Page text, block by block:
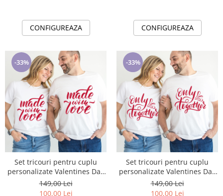
CONFIGUREAZA CONFIGUREAZA
-33%
Set tricouri pentru cuplu
personalizate Valentines Day
VD2413 Made with love
149,00 Lei
100,00 Lei
-33%
Set tricouri pentru cuplu
personalizate Valentines Day
VD2414 Only together
149,00 Lei
100,00 Lei